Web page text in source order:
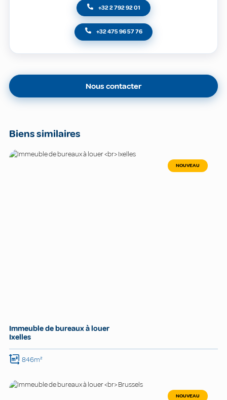
+32 2 792 92 01
+32 475 96 57 76
Nous contacter
Biens similaires
NOUVEAU
Immeuble de bureaux à louer
Ixelles
846m²
NOUVEAU